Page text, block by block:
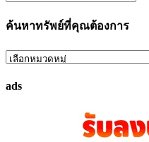
ค้นหาทรัพย์ที่คุณต้องการ
ค้นหา
ที่
ads